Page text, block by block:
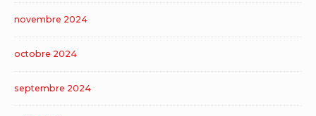
novembre 2024
octobre 2024
septembre 2024